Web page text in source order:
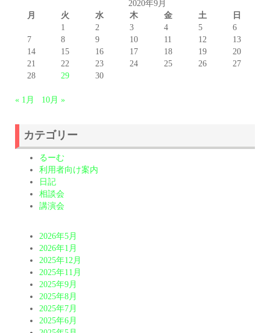
2020年9月
月
火 水 木 金 土
日
1
2 3 4 5
6
7
8 9 10 11 12
13
14
15 16 17 18 19
20
21
22 23 24 25 26
27
28
29 30
« 1月 10月 »
カテゴリー
るーむ
利用者向け案内
日記
相談会
講演会
2026年5月
2026年1月
2025年12月
2025年11月
2025年9月
2025年8月
2025年7月
2025年6月